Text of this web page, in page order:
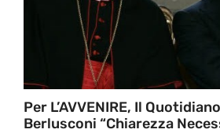
Per L’AVVENIRE, Il
Berlusconi “chiarezza